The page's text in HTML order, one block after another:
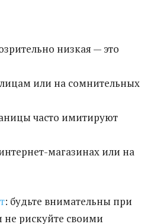
низкая — это
или на сомнительных
часто имитируют
магазинах или на
: будьте внимательны при
рискуйте своими